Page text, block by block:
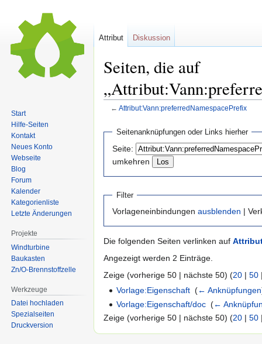
Seiten, die auf
← Attribut:Vann:preferredNamespacePrefix
Navigation
springen
springen
Seitenanknüpfungen oder Links hierher
Seite:
umkehren
Filter
Vorlageneinbindungen ausblenden |
Die folgenden Seiten verlinken auf
Angezeigt werden 2 Einträge.
Zeige (vorherige 50 | nächste 50) (20 | 50
Vorlage:Eigenschaft ‎(← Anknüpfungen
Vorlage:Eigenschaft/doc ‎(←
Zeige (vorherige 50 | nächste 50) (20 | 50
Attribut Diskussion
Start
Hilfe-Seiten
Kontakt
Neues Konto
Webseite
Blog
Forum
Kalender
Kategorienliste
Letzte Änderungen
Projekte
Windturbine
Baukasten
Zn/O-Brennstoffzelle
Werkzeuge
Datei hochladen
Spezialseiten
Druckversion